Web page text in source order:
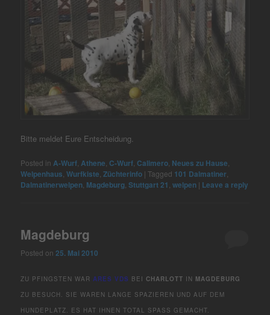
Bitte meldet Eure Entscheidung.
Posted in A-Wurf Athene ,C-Wurf ,Calimero Neues zu Hause
Welpenhaus ,Wurfkiste ,Züchterinfo |Tagged 101 Dalmatiner
Dalmatinerwelpen Magdeburg ,Stuttgart 21 ,welpen | Leave a reply
Magdeburg
Posted on25. Mai 2010
ZU PFINGSTEN WARARES VDS BEICHARLOTT IN MAGDEBURG
ZU BESUCH. SIE WAREN LANGE SPAZIEREN UND AUF DEM
HUNDEPLATZ. ES HAT IHNEN TOTAL SPASS GEMACHT.